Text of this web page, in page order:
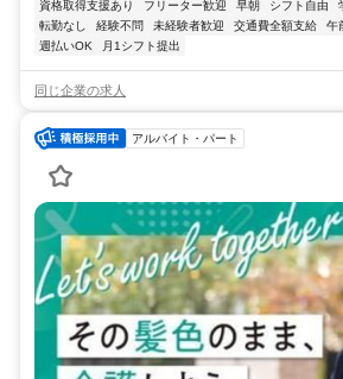
資格取得支援あり
フリーター歓迎 早朝 シフト自由
転勤なし
経験不問 未経験者歓迎 交通費全額支給 午
週払いOK
月1シフト提出
同じ企業の求人
アルバイト・パート